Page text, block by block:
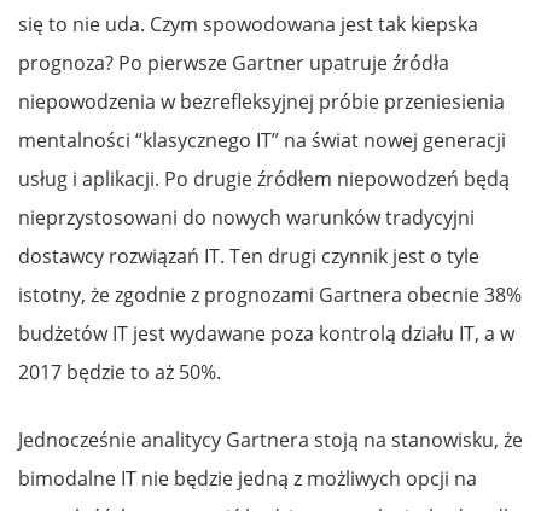
się to nie uda. Czym spowodowana jest tak kiepska
prognoza? Po pierwsze Gartner upatruje źródła
niepowodzenia w bezrefleksyjnej próbie przeniesienia
mentalności “klasycznego IT” na świat nowej generacji
usług i aplikacji. Po drugie źródłem niepowodzeń będą
nieprzystosowani do nowych warunków tradycyjni
dostawcy rozwiązań IT. Ten drugi czynnik jest o tyle
istotny, że zgodnie z prognozami Gartnera obecnie 38%
budżetów IT jest wydawane poza kontrolą działu IT, a w
2017 będzie to aż 50%.
Jednocześnie analitycy Gartnera stoją na stanowisku, że
bimodalne IT nie będzie jedną z możliwych opcji na